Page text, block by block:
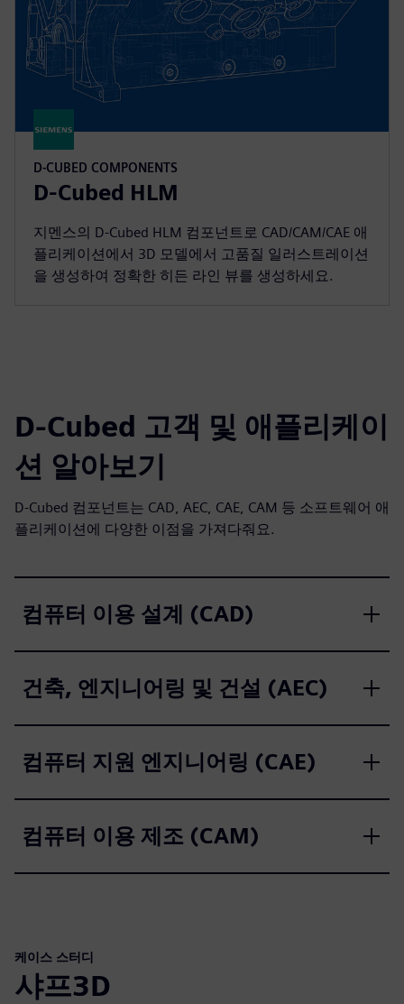
D-CUBED COMPONENTS
D-Cubed HLM
지멘스의 D-Cubed HLM 컴포넌트로 CAD/CAM/CAE 애
플리케이션에서 3D 모델에서 고품질 일러스트레이션
을 생성하여 정확한 히든 라인 뷰를 생성하세요.
D-Cubed 고객 및 애플리케이
션 알아보기
D-Cubed 컴포넌트는 CAD, AEC, CAE, CAM 등 소프트웨어 애
플리케이션에 다양한 이점을 가져다줘요.
컴퓨터 이용 설계 (CAD)
건축, 엔지니어링 및 건설 (AEC)
컴퓨터 지원 엔지니어링 (CAE)
컴퓨터 이용 제조 (CAM)
케이스 스터디
샤프3D